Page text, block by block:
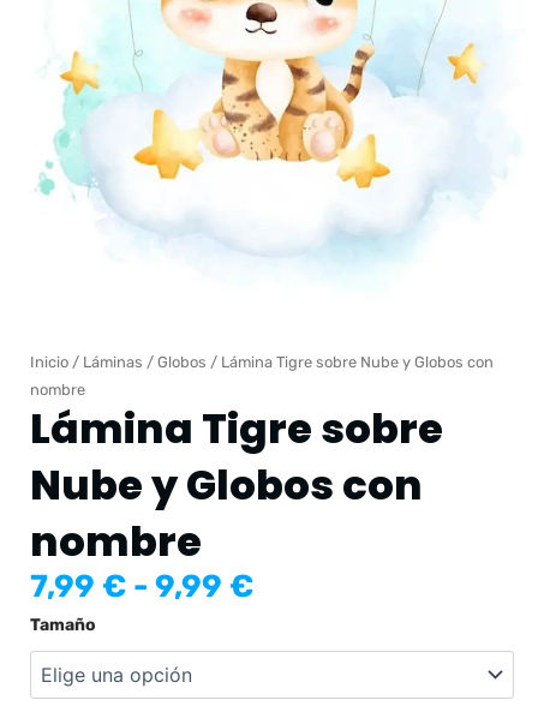
Inicio / Láminas / Globos / Lámina Tigre sobre Nube y Globos con
nombre
Lámina Tigre sobre
Nube y Globos con
nombre
7,99 € - 9,99 €Rango
precios:
7,99 €
Tamaño
Lámina
Tigre
sobre
Nube